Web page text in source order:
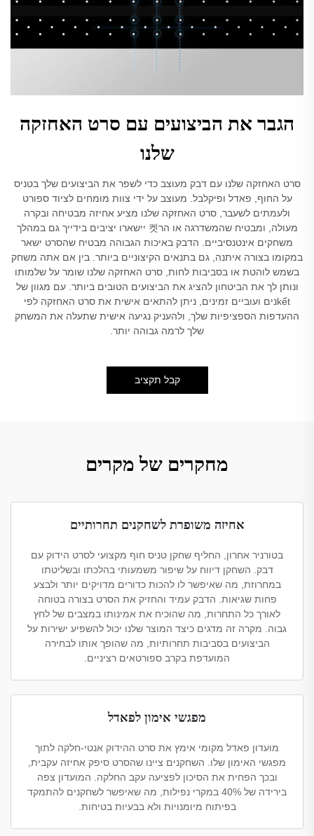
הגבר את הביצועים עם סרט האחזקה
שלנו
סרט האחזקה שלנו עם דבק מעוצב כדי לשפר את הביצועים שלך בטניס
על החוף, פאדל ופיקלבל. מעוצב על ידי צוות מומחים לציוד ספורט
ולעמתים לשעבר, סרט האחזקה שלנו מציע אחיזה מבטיחה ובקרה
מעולה, ומבטיח שהמשדרגה או הר켓 יישארו יציבים בידייך גם במהלך
משחקים אינטנסיביים. הדבק באיכות הגבוהה מבטיח שהסרט ישאר
במקומו בצורה איתנה, גם בתנאים הקיצוניים ביותר. בין אם אתה משחק
בשמש לוהטת או בסביבות לחות, סרט האחזקה שלנו שומר על שלמותו
ונותן לך את הביטחון להציג את הביצועים הטובים ביותר. עם מגוון של
kếtנים ועוביים זמינים, ניתן להתאים אישית את סרט האחזקה לפי
ההעדפות הספציפיות שלך, ולהעניק נגיעה אישית שתעלה את המשחק
שלך לרמה גבוהה יותר.
קבל תקציב
מחקרים של מקרים
אחיזה משופרת לשחקנים תחרותיים
בטורניר אחרון, החליף שחקן טניס חוף מקצועי לסרט הידוק עם
דבק. השחקן דיווח על שיפור משמעותי בהלכתו ובשליטתו
במחרוזת, מה שאיפשר לו להכות כדורים מדויקים יותר ולבצע
פחות שגיאות. הדבק עמיד והחזיק את הסרט בצורה בטוחה
לאורך כל התחרות, מה שהוכיח את אמינותו במצבים של לחץ
גבוה. מקרה זה מדגים כיצד המוצר שלנו יכול להשפיע ישירות על
הביצועים בסביבות תחרותיות, מה שהופך אותו לבחירה
המועדפת בקרב ספורטאים רציניים.
מפגשי אימון לפאדל
מועדון פאדל מקומי אימץ את סרט ההידוק אנטי-חלקה לתוך
מפגשי האימון שלו. השחקנים ציינו שהסרט סיפק אחיזה עקבית,
ובכך הפחית את הסיכון לפציעה עקב החלקה. המועדון צפה
בירידה של 40% במקרי נפילות, מה שאיפשר לשחקנים להתמקד
בפיתוח מיומנויות ולא בבעיות בטיחות.